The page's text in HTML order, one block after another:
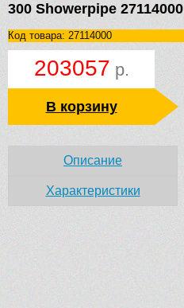
300 Showerpipe 27114000
Код товара: 27114000
203057 р.
В корзину
Описание
Характеристики